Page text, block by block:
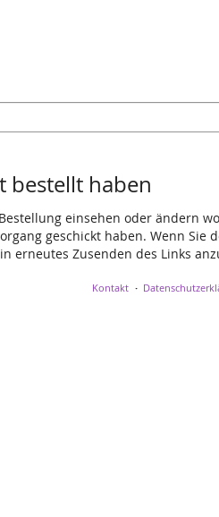
bestellt haben
einsehen oder ändern
geschickt haben. Wenn Sie
erneutes Zusenden des Links
Kontakt